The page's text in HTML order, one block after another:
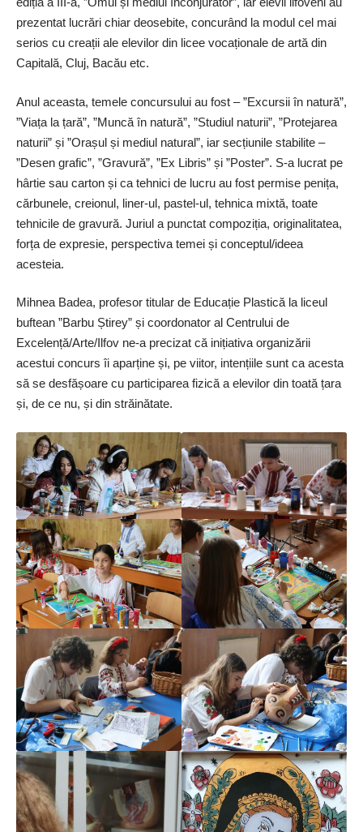
prezentat lucrări chiar deosebite, concurând la modul cel mai
serios cu creații ale elevilor din licee vocaționale de artă din
Capitală, Cluj, Bacău etc.
Anul aceasta, temele concursului au fost – ”Excursii în natură”,
”Viața la țară”, ”Muncă în natură”, ”Studiul naturii”, ”Protejarea
naturii” și ”Orașul și mediul natural”, iar secțiunile stabilite –
”Desen grafic”, ”Gravură”, ”Ex Libris” și ”Poster”. S-a lucrat pe
hârtie sau carton și ca tehnici de lucru au fost permise penița,
cărbunele, creionul, liner-ul, pastel-ul, tehnica mixtă, toate
tehnicile de gravură. Juriul a punctat compoziția, originalitatea,
forța de expresie, perspectiva temei și conceptul/ideea
acesteia.
Mihnea Badea, profesor titular de Educație Plastică la liceul
buftean ”Barbu Știrey” și coordonator al Centrului de
Excelență/Arte/Ilfov ne-a precizat că inițiativa organizării
acestui concurs îi aparține și, pe viitor, intențiile sunt ca acesta
să se desfășoare cu participarea fizică a elevilor din toată țara
și, de ce nu, și din străinătate.